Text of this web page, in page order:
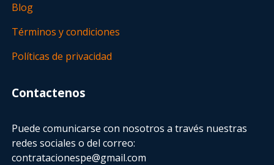
Blog
Términos y condiciones
Políticas de privacidad
Contactenos
Puede comunicarse con nosotros a través nuestras
redes sociales o del correo:
contratacionespe@gmail.com